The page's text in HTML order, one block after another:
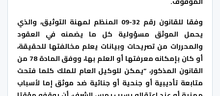
وفقا للقانون رقم 32-09 المنظم لمهنة التوثيق، والذي
يحمل الموثق مسؤولية كل ما يضمنه في العقود
والمحررات من تصريحات وبيانات يعلم مخالفتها للحقيقة،
أو كان بإمكانه معرفتها أو العلم بها، ووفق المادة 78 من
القانون المذكور، “يمكن للوكيل العام للملك كلما فتحت
متابعة تأديبية أو جنحية أو جنائية ضد موثق إما لأسباب